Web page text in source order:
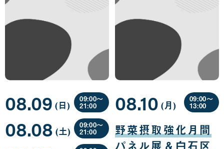
08.08 (土曜
日
)
09:00〜
21:00
08.09
月
09
日
(日曜
日
)
09:00〜
21:00
野菜摂取強化月間
パネル展＆白石区
08.10
月
10
日
(月曜
日
)
09:00〜
13:00